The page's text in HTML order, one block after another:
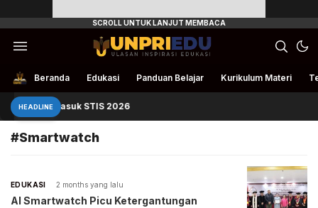
UnpriEdu
Ulasan Inspirasi Edukasi
Beranda Edukasi Panduan Belajar Kurikulum Materi
HEADLINE
Panduan Masuk STIS 2026
#Smartwatch
EDUKASI 2 months yang lalu
AI Smartwatch Picu Ketergantungan